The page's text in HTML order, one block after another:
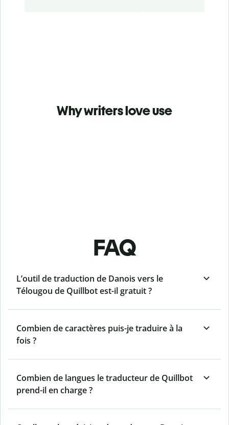
Why writers love use
FAQ
L’outil de traduction de Danois vers le
Télougou de Quillbot est-il gratuit ?
Combien de caractères puis-je traduire à la
fois ?
Combien de langues le traducteur de Quillbot
prend-il en charge ?